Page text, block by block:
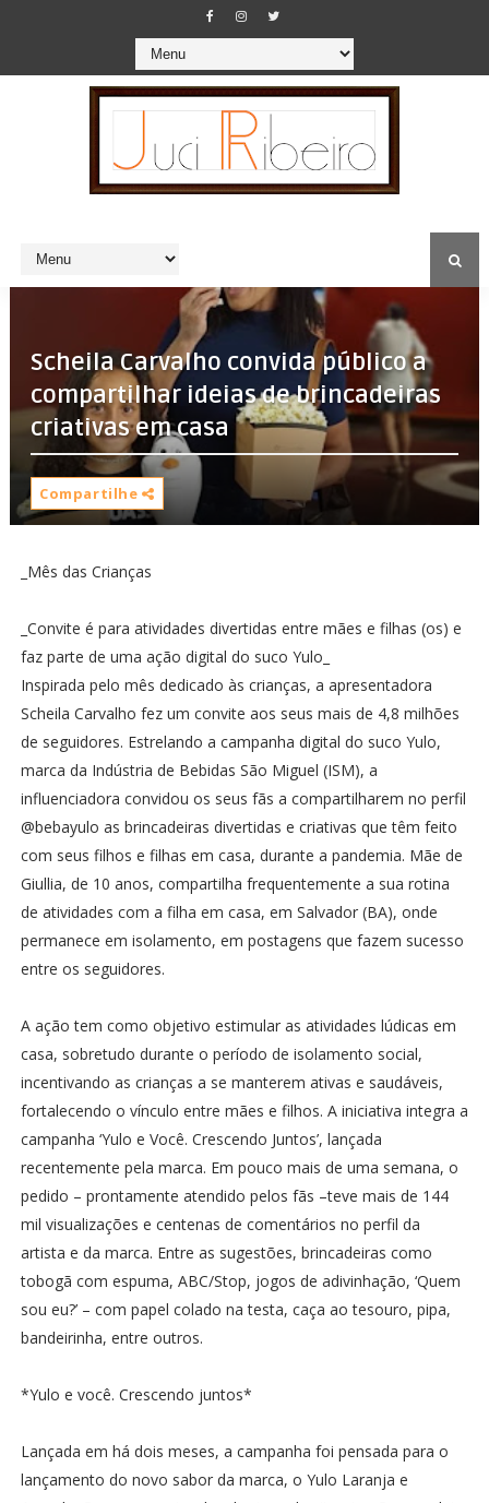
Scheila Carvalho convida público a
compartilhar ideias de brincadeiras
criativas em casa
Compartilhe
_Mês das Crianças
_Convite é para atividades divertidas entre mães e filhas (os) e
faz parte de uma ação digital do suco Yulo_
Inspirada pelo mês dedicado às crianças, a apresentadora
Scheila Carvalho fez um convite aos seus mais de 4,8 milhões
de seguidores. Estrelando a campanha digital do suco Yulo,
marca da Indústria de Bebidas São Miguel (ISM), a
influenciadora convidou os seus fãs a compartilharem no perfil
@bebayulo as brincadeiras divertidas e criativas que têm feito
com seus filhos e filhas em casa, durante a pandemia. Mãe de
Giullia, de 10 anos, compartilha frequentemente a sua rotina
de atividades com a filha em casa, em Salvador (BA), onde
permanece em isolamento, em postagens que fazem sucesso
entre os seguidores.
A ação tem como objetivo estimular as atividades lúdicas em
casa, sobretudo durante o período de isolamento social,
incentivando as crianças a se manterem ativas e saudáveis,
fortalecendo o vínculo entre mães e filhos. A iniciativa integra a
campanha ‘Yulo e Você. Crescendo Juntos’, lançada
recentemente pela marca. Em pouco mais de uma semana, o
pedido – prontamente atendido pelos fãs –teve mais de 144
mil visualizações e centenas de comentários no perfil da
artista e da marca. Entre as sugestões, brincadeiras como
tobogã com espuma, ABC/Stop, jogos de adivinhação, ‘Quem
sou eu?’ – com papel colado na testa, caça ao tesouro, pipa,
bandeirinha, entre outros.
*Yulo e você. Crescendo juntos*
Lançada em há dois meses, a campanha foi pensada para o
lançamento do novo sabor da marca, o Yulo Laranja e